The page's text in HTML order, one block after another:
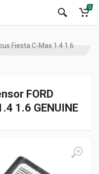
0
Fiesta C-Max 1.4 1.6
FORD
1.6 GENUINE